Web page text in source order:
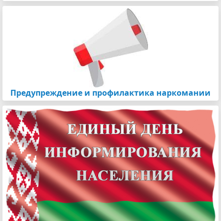
Предупреждение и профилактика наркомании